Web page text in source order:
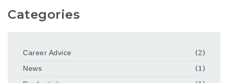
Categories
Career Advice
(2)
News
(1)